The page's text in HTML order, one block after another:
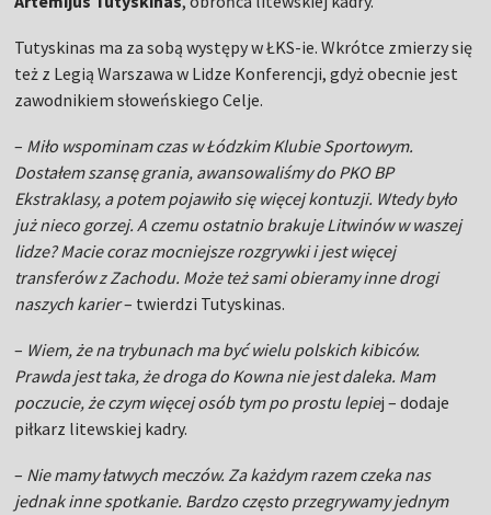
Tutyskinas ma za sobą występy w ŁKS-ie. Wkrótce zmierzy się
też z Legią Warszawa w Lidze Konferencji, gdyż obecnie jest
zawodnikiem słoweńskiego Celje.
– Miło wspominam czas w Łódzkim Klubie Sportowym.
Dostałem szansę grania, awansowaliśmy do PKO BP
Ekstraklasy, a potem pojawiło się więcej kontuzji. Wtedy było
już nieco gorzej. A czemu ostatnio brakuje Litwinów w waszej
lidze? Macie coraz mocniejsze rozgrywki i jest więcej
transferów z Zachodu. Może też sami obieramy inne drogi
naszych karier– twierdzi Tutyskinas.
– Wiem, że na trybunach ma być wielu polskich kibiców.
Prawda jest taka, że droga do Kowna nie jest daleka. Mam
poczucie, że czym więcej osób tym po prostu lepiej – dodaje
piłkarz litewskiej kadry.
– Nie mamy łatwych meczów. Za każdym razem czeka nas
jednak inne spotkanie. Bardzo często przegrywamy jednym